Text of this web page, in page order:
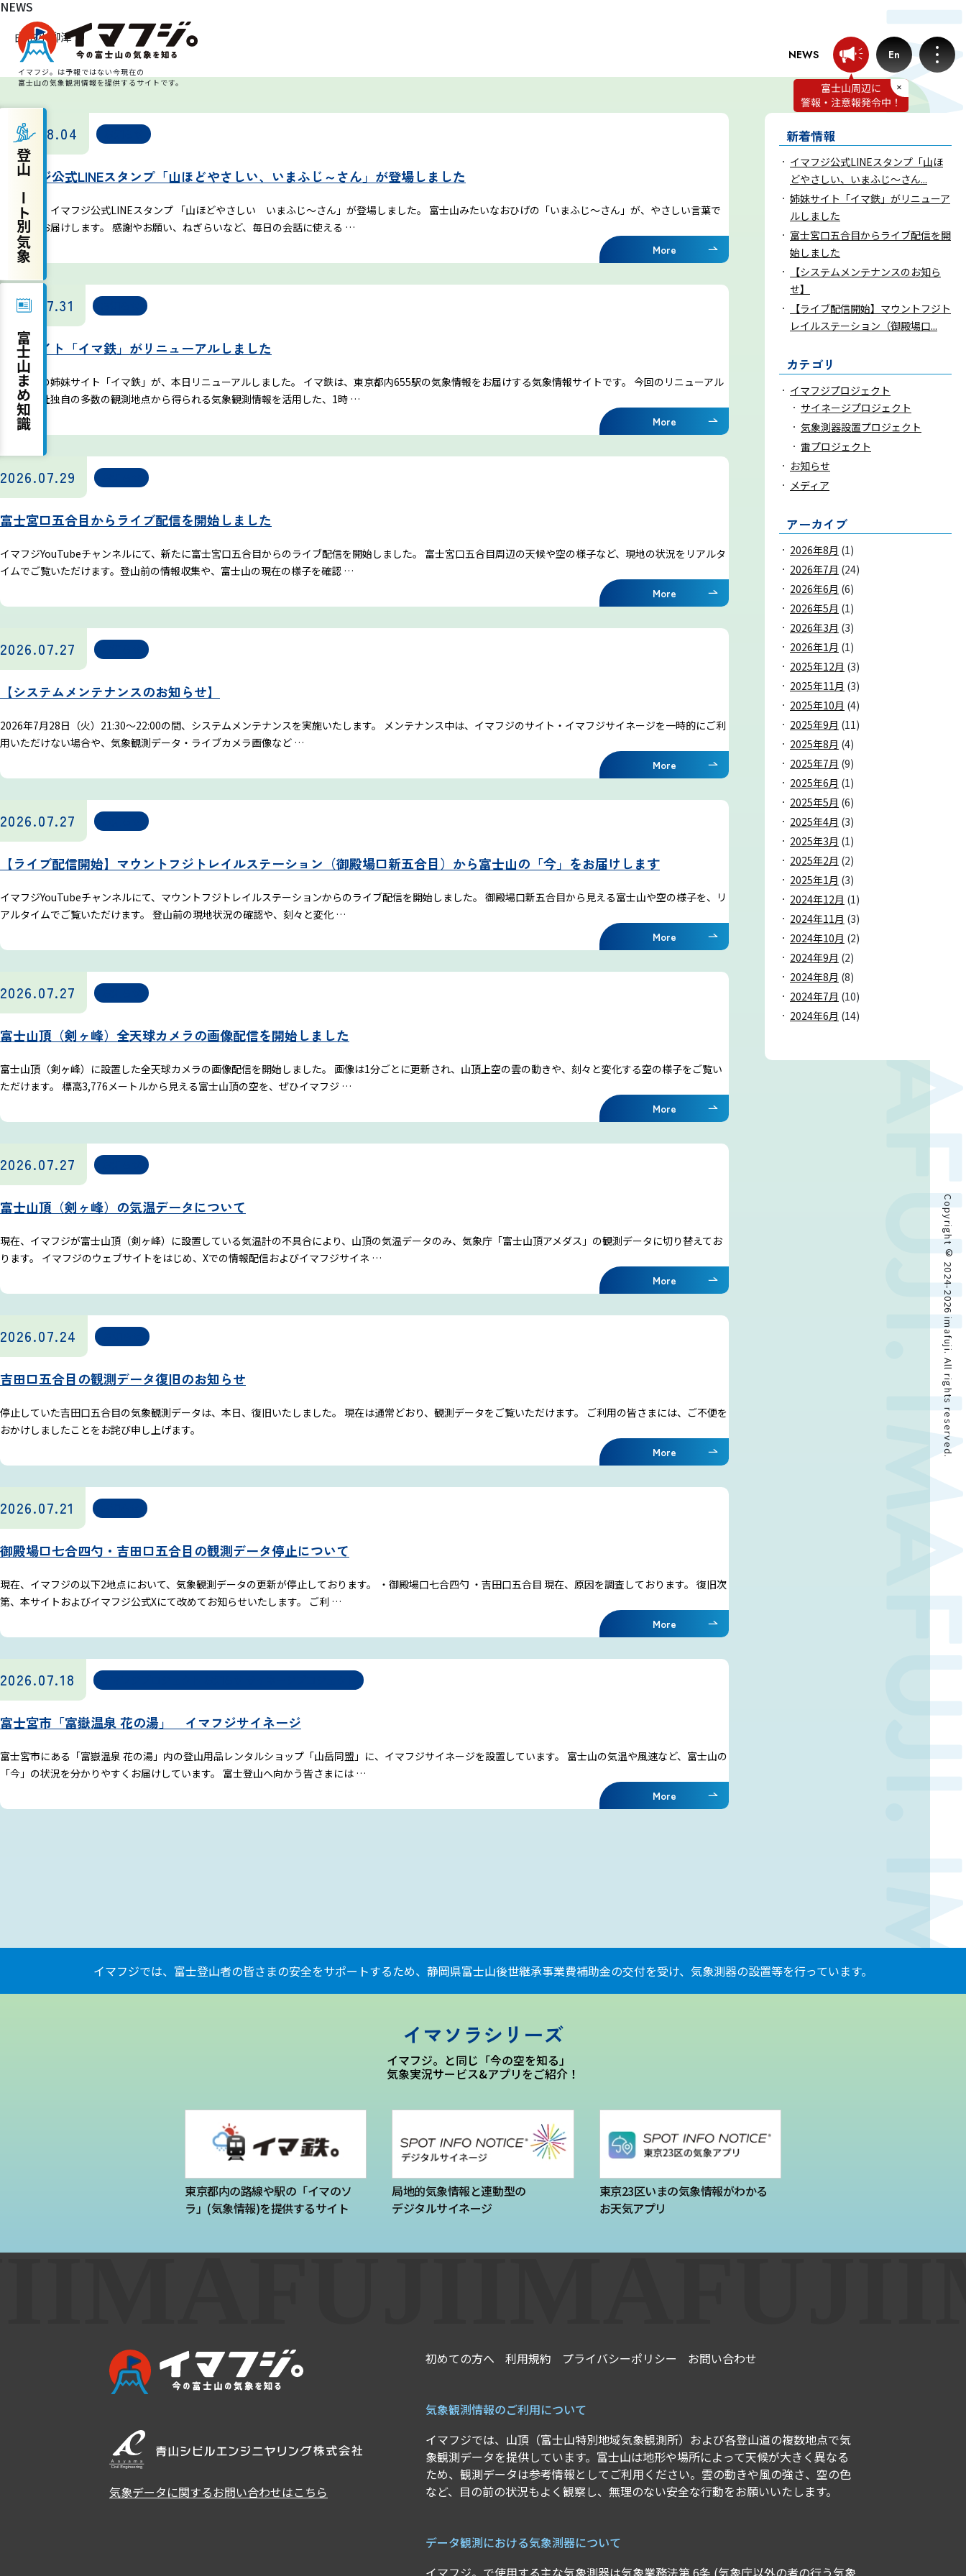
イマフジ。は予報ではない今現在の
富士山の気象観測情報を提供するサイトです。
NEWS En
登山ルート別気象
富士宮ルート
プリンスルート
御殿場ルート
須走ルート
吉田ルート
観天望気(かんてんぼうき)
富士山の気象の特徴
イマフジプロジェクト
プロフェッショナルのつぶやき
いまふじぃ～さんの部屋
プライバシーポリシー
気象庁 関連リンク
運営会社
登山ルート別気象
富士山まめ知識
NEWS
由依小柳津
2026.08.04
イマフジ公式LINEスタンプ「山ほどやさしい、いまふじ～さん」が登場しました
このたび、イマフジ公式LINEスタンプ 「山ほどやさしい いまふじ～さん」が登場しました。 富士山みたいなおひげの「いまふじ～さん」が、やさしい言葉で
気持ちをお届けします。 感謝やお願い、ねぎらいなど、毎日の会話に使える …
More
2026.07.31
姉妹サイト「イマ鉄」がリニューアルしました
イマフジの姉妹サイト「イマ鉄」が、本日リニューアルしました。 イマ鉄は、東京都内655駅の気象情報をお届けする気象情報サイトです。 今回のリニューアル
では、弊社独自の多数の観測地点から得られる気象観測情報を活用した、1時 …
More
2026.07.29
富士宮口五合目からライブ配信を開始しました
イマフジYouTubeチャンネルにて、新たに富士宮口五合目からのライブ配信を開始しました。 富士宮口五合目周辺の天候や空の様子など、現地の状況をリアルタ
イムでご覧いただけます。登山前の情報収集や、富士山の現在の様子を確認 …
More
2026.07.27
【システムメンテナンスのお知らせ】
2026年7月28日（火）21:30～22:00の間、システムメンテナンスを実施いたします。 メンテナンス中は、イマフジのサイト・イマフジサイネージを一時的にご利
用いただけない場合や、気象観測データ・ライブカメラ画像など …
More
2026.07.27
【ライブ配信開始】マウントフジトレイルステーション（御殿場口新五合目）から富士山の「今」をお届けします
イマフジYouTubeチャンネルにて、マウントフジトレイルステーションからのライブ配信を開始しました。 御殿場口新五合目から見える富士山や空の様子を、リ
アルタイムでご覧いただけます。 登山前の現地状況の確認や、刻々と変化 …
More
2026.07.27
富士山頂（剣ヶ峰）全天球カメラの画像配信を開始しました
富士山頂（剣ヶ峰）に設置した全天球カメラの画像配信を開始しました。 画像は1分ごとに更新され、山頂上空の雲の動きや、刻々と変化する空の様子をご覧い
ただけます。 標高3,776メートルから見える富士山頂の空を、ぜひイマフジ …
More
2026.07.27
富士山頂（剣ヶ峰）の気温データについて
現在、イマフジが富士山頂（剣ヶ峰）に設置している気温計の不具合により、山頂の気温データのみ、気象庁「富士山頂アメダス」の観測データに切り替えてお
ります。 イマフジのウェブサイトをはじめ、Xでの情報配信およびイマフジサイネ …
More
2026.07.24
吉田口五合目の観測データ復旧のお知らせ
停止していた吉田口五合目の気象観測データは、本日、復旧いたしました。 現在は通常どおり、観測データをご覧いただけます。 ご利用の皆さまには、ご不便を
おかけしましたことをお詫び申し上げます。
More
2026.07.21
御殿場口七合四勺・吉田口五合目の観測データ停止について
現在、イマフジの以下2地点において、気象観測データの更新が停止しております。 ・御殿場口七合四勺 ・吉田口五合目 現在、原因を調査しております。 復旧次
第、本サイトおよびイマフジ公式Xにて改めてお知らせいたします。 ご利 …
More
2026.07.18
富士宮市「富嶽温泉 花の湯」 イマフジサイネージ
富士宮市にある「富嶽温泉 花の湯」内の登山用品レンタルショップ「山岳同盟」に、イマフジサイネージを設置しています。 富士山の気温や風速など、富士山の
「今」の状況を分かりやすくお届けしています。 富士登山へ向かう皆さまには …
More
新着情報
イマフジ公式LINEスタンプ「山ほ
どやさしい、いまふじ～さん...
姉妹サイト「イマ鉄」がリニューア
ルしました
富士宮口五合目からライブ配信を開
始しました
【システムメンテナンスのお知ら
せ】
【ライブ配信開始】マウントフジト
レイルステーション（御殿場口...
カテゴリ
イマフジプロジェクト
サイネージプロジェクト
気象測器設置プロジェクト
雷プロジェクト
お知らせ
メディア
アーカイブ
2026年8月 (1)
2026年7月 (24)
2026年6月 (6)
2026年5月 (1)
2026年3月 (3)
2026年1月 (1)
2025年12月 (3)
2025年11月 (3)
2025年10月 (4)
2025年9月 (11)
2025年8月 (4)
2025年7月 (9)
2025年6月 (1)
2025年5月 (6)
2025年4月 (3)
2025年3月 (1)
2025年2月 (2)
2025年1月 (3)
2024年12月 (1)
2024年11月 (3)
2024年10月 (2)
2024年9月 (2)
2024年8月 (8)
2024年7月 (10)
2024年6月 (14)
イマフジでは、富士登山者の皆さまの安全をサポートするため、静岡県富士山後世継承事業費補助金の交付を受け、気象測器の設置等を行っています。
イマソラシリーズ
イマフジ。と同じ「今の空を知る」
気象実況サービス&アプリをご紹介！
東京都内の路線や駅の「イマのソ
ラ」(気象情報)を提供するサイト
局地的気象情報と連動型の
デジタルサイネージ
東京23区いまの気象情報がわかる
お天気アプリ
気象データに関するお問い合わせはこちら
初めての方へ 利用規約 プライバシーポリシー お問い合わせ
気象観測情報のご利用について
イマフジでは、山頂（富士山特別地域気象観測所）および各登山道の複数地点で気
象観測データを提供しています。富士山は地形や場所によって天候が大きく異なる
ため、観測データは参考情報としてご利用ください。雲の動きや風の強さ、空の色
など、目の前の状況もよく観察し、無理のない安全な行動をお願いいたします。
データ観測における気象測器について
イマフジ。で使用する主な気象測器は気象業務法第 6条 (気象庁以外の者の行う気象
Copyright © 2024-2026 imafuji. All rights reserved.